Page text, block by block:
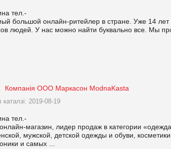
тел.-
большой онлайн-ритейлер в стране. Уже 14
людей. У нас можно найти буквально все. Мы
Компанія ООО Маркасон ModnaKasta
каталзі: 2019-08-19
тел.-
магазин, лидер продаж в категории
мужской, детской одежды и обуви,
и самых ...